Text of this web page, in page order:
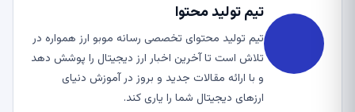
تیم تولید محتوا
تیم تولید محتوای تخصصی رسانه موبو ارز همواره در
تلاش است تا آخرین اخبار ارز دیجیتال را پوشش دهد
و با ارائه مقالات جدید و بروز در آموزش دنیای
ارزهای دیجیتال شما را یاری کند.